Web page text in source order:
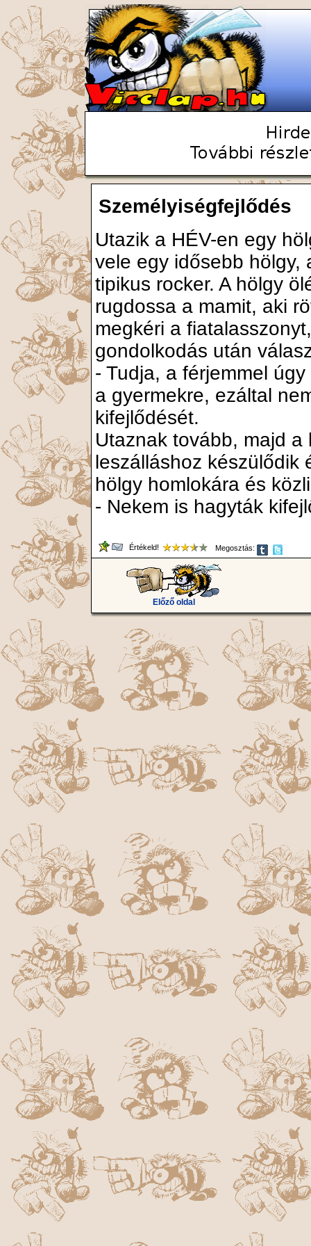
Személyiségfejlődés
Utazik a HÉV-en egy
vele egy idősebb hölgy,
tipikus rocker. A hölgy
rugdossa a mamit, aki
megkéri a
gondolkodás után
- Tudja, a férjemmel
a gyermekre, ezáltal
kifejlődését.
Utaznak tovább, majd
leszálláshoz készülődik
hölgy homlokára és
- Nekem is hagyták
Értékeld! Megosztás:
Előző oldal